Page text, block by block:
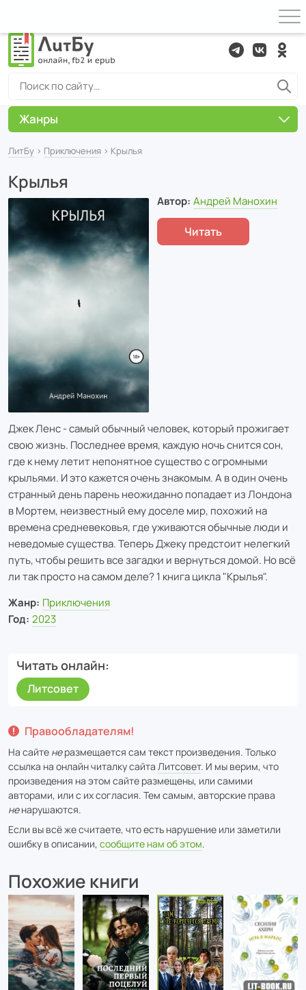
ЛитБу › Приключения › Крылья
Крылья
Автор: Андрей Манохин
Читать
Джек Ленс - самый обычный человек, который прожигает
свою жизнь. Последнее время, каждую ночь снится сон,
где к нему летит непонятное существо с огромными
крыльями. И это кажется очень знакомым. А в один очень
странный день парень неожиданно попадает из Лондона
в Мортем, неизвестный ему доселе мир, похожий на
времена средневековья, где уживаются обычные люди и
неведомые существа. Теперь Джеку предстоит нелегкий
путь, чтобы решить все загадки и вернуться домой. Но всё
ли так просто на самом деле? 1 книга цикла "Крылья".
Жанр: Приключения
Год: 2023
Читать онлайн
Литсовет
Правообладателям!
На сайте неразмещается сам текст произведения. Только
ссылка на онлайн читалку сайта Литсовет. И мы верим, что
произведения на этом сайте размещены, или самими
авторами, или с их согласия. Тем самым, авторские права
ненарушаются.
Если вы всё же считаете, что есть нарушение или заметили
ошибку в описании, сообщите нам об этом.
Похожие книги
Жанры